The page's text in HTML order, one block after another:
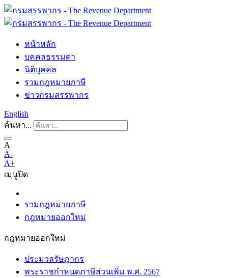
หน้าหลัก
บุคคลธรรมดา
นิติบุคคล
รวมกฎหมายภาษี
ข่าวกรมสรรพากร
English
ค้นหา...
A
A-
A+
เมนูปิด
รวมกฎหมายภาษี
กฎหมายออกใหม่
กฎหมายออกใหม่
ประมวลรัษฎากร
พระราชกำหนดภาษีส่วนเพิ่ม พ.ศ. 2567